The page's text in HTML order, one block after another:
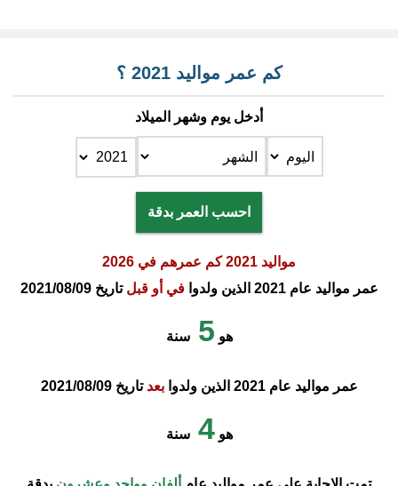
كم عمر مواليد 2021 ؟
أدخل يوم وشهر الميلاد
احسب العمر بدقة
مواليد 2021 كم عمرهم في 2026
عمر مواليد عام 2021 الذين ولدوا
في أو قبلتاريخ 2021/08/09
هو 5 سنة
عمر مواليد عام 2021 الذين ولدوا بعدتاريخ 2021/08/09
هو4 سنة